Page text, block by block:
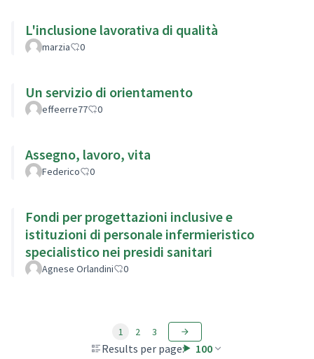
L'inclusione lavorativa di qualità
marzia 0
Un servizio di orientamento
effeerre77 0
Assegno, lavoro, vita
Federico 0
Fondi per progettazioni inclusive e
istituzioni di personale infermieristico
specialistico nei presidi sanitari
Agnese Orlandini 0
Results per page: 100
1 2 3